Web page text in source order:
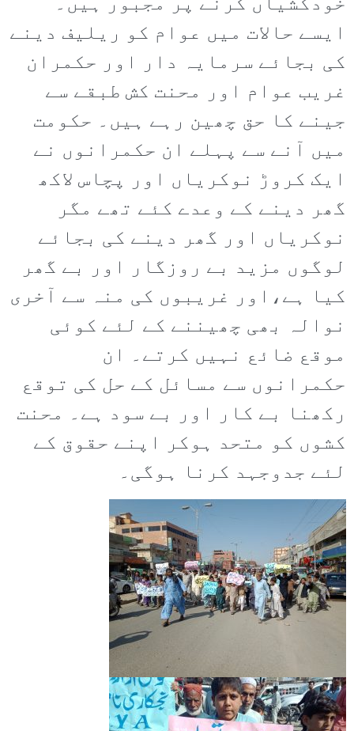
ایسے حالات میں عوام کو ریلیف دینے
کی بجائے سرمایہ دار اور حکمران
غریب عوام اور محنت کش طبقے سے
جینے کا حق چھین رہے ہیں۔ حکومت
میں آنے سے پہلے ان حکمرانوں نے
ایک کروڑ نوکریاں اور پچاس لاکھ
گھر دینے کے وعدے کئے تھے مگر
نوکریاں اور گھر دینے کی بجائے
لوگوں مزید بے روزگار اور بے گھر
کیا ہے،اور غریبوں کی منہ سے آخری
نوالہ بھی چھیننے کے لئے کوئی
موقع ضائع نہیں کرتے۔ ان
حکمرانوں سے مسائل کے حل کی توقع
رکھنا بے کار اور بے سود ہے۔ محنت
کشوں کو متحد ہوکر اپنے حقوق کے
لئے جدوجہد کرنا ہوگی۔